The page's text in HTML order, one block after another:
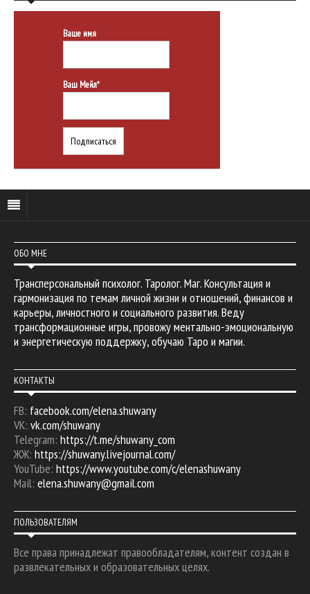
Ваше имя
Ваш Мейл*
ОБО МНЕ
Трансперсональный психолог. Таролог. Маг. Консультация и
гармонизация по темам личной жизни и отношений, финансов и
карьеры, личностного и социального развития. Веду
трансформационные игры, провожу ментально-эмоциональную
и энергетическую поддержку, обучаю Таро и магии.
КОНТАКТЫ
FB: facebook.com/elena.shuwany
VK: vk.com/shuwany
Telegram: https://t.me/shuwany_com
ЖЖ: https://shuwany.livejournal.com/
YouTube: https://www.youtube.com/c/elenashuwany
Mail: elena.shuwany@gmail.com
ПОЛЬЗОВАТЕЛЯМ
Все права принадлежат правообладателям, контент создан в
развлекательных и образовательных целях.